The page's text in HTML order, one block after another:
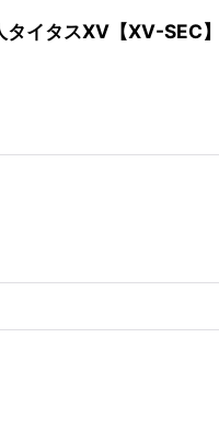
イタスXV【XV-SEC